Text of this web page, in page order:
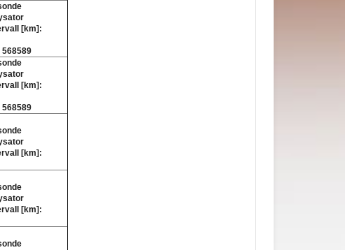
[km]:
[km]:
[km]:
[km]: